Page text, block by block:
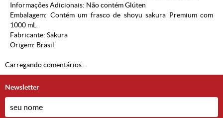
Informações Adicionais: Não contém Glúten
Embalagem: Contém um frasco de shoyu sakura Premium com
1000 mL.
Fabricante: Sakura
Origem: Brasil
Carregando comentários ...
Newsletter